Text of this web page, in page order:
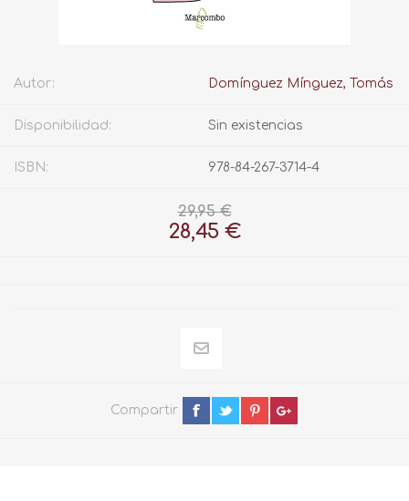
Autor: Domínguez Mínguez, Tomás
Disponibilidad: Sin existencias
ISBN: 978-84-267-3714-4
29,95 €
28,45 €
Compartir